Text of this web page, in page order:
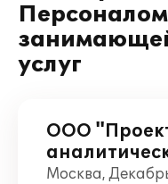
услуг
ООО
Москва,